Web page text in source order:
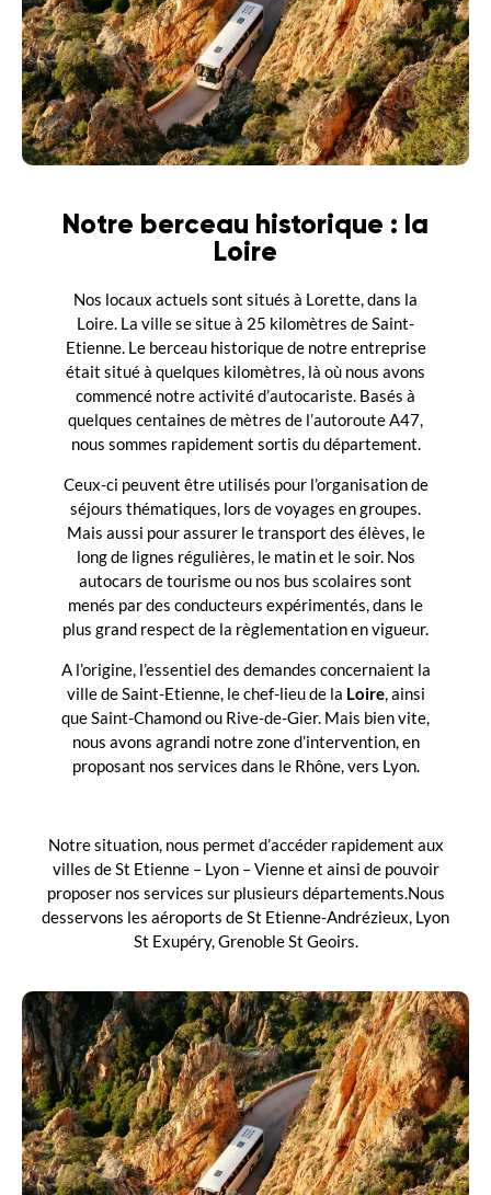
Notre berceau historique : la
Loire
Nos locaux actuels sont situés à Lorette, dans la
Loire. La ville se situe à 25 kilomètres de Saint-
Etienne. Le berceau historique de notre entreprise
était situé à quelques kilomètres, là où nous avons
commencé notre activité d’autocariste. Basés à
quelques centaines de mètres de l’autoroute A47,
nous sommes rapidement sortis du département.
Ceux-ci peuvent être utilisés pour l’organisation de
séjours thématiques, lors de voyages en groupes.
Mais aussi pour assurer le transport des élèves, le
long de lignes régulières, le matin et le soir. Nos
autocars de tourisme ou nos bus scolaires sont
menés par des conducteurs expérimentés, dans le
plus grand respect de la règlementation en vigueur.
A l’origine, l’essentiel des demandes concernaient la
ville de Saint-Etienne, le chef-lieu de la Loire, ainsi
que Saint-Chamond ou Rive-de-Gier. Mais bien vite,
nous avons agrandi notre zone d’intervention, en
proposant nos services dans le Rhône, vers Lyon.
Notre situation, nous permet d’accéder rapidement aux
villes de St Etienne – Lyon – Vienne et ainsi de pouvoir
proposer nos services sur plusieurs départements.Nous
desservons les aéroports de St Etienne-Andrézieux, Lyon
St Exupéry, Grenoble St Geoirs.